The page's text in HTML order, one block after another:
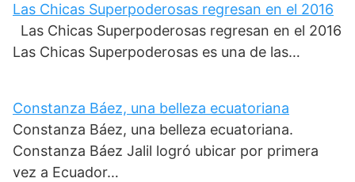
Las Chicas Superpoderosas regresan en el 2016
Las Chicas Superpoderosas regresan en el 2016
Las Chicas Superpoderosas es una de las…
Constanza Báez, una belleza ecuatoriana
Constanza Báez, una belleza ecuatoriana.
Constanza Báez Jalil logró ubicar por primera
vez a Ecuador…